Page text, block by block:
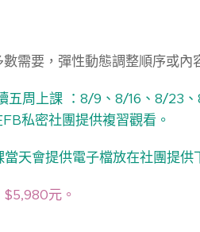
需要，彈性動態調整順序或內
五周上課 ：8/9、8/16、8/23
私密社團提供複習觀看。
天會提供電子檔放在社團提供
元。